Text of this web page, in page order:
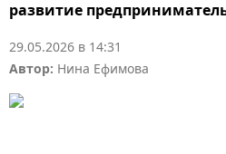
развитие
29.05.2026 в 14:31
Автор: Нина Ефимова